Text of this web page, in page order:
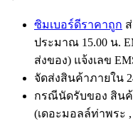
ซิมเบอร์ดีราคาถูก
ประมาณ 15.00 น.
ส่งของ) แจ้งเลข
จัดส่งสินค้าภายใน
กรณีนัดรับของ สินค้
(เดอะมอลล์ท่าพระ